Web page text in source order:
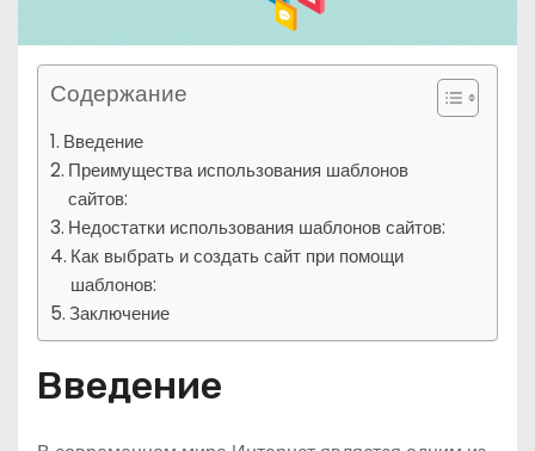
Содержание
Введение
Преимущества использования шаблонов
сайтов:
Недостатки использования шаблонов сайтов:
Как выбрать и создать сайт при помощи
шаблонов:
Заключение
Введение